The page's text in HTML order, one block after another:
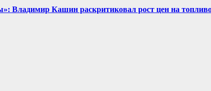
Владимир Кашин раскритиковал рост цен на